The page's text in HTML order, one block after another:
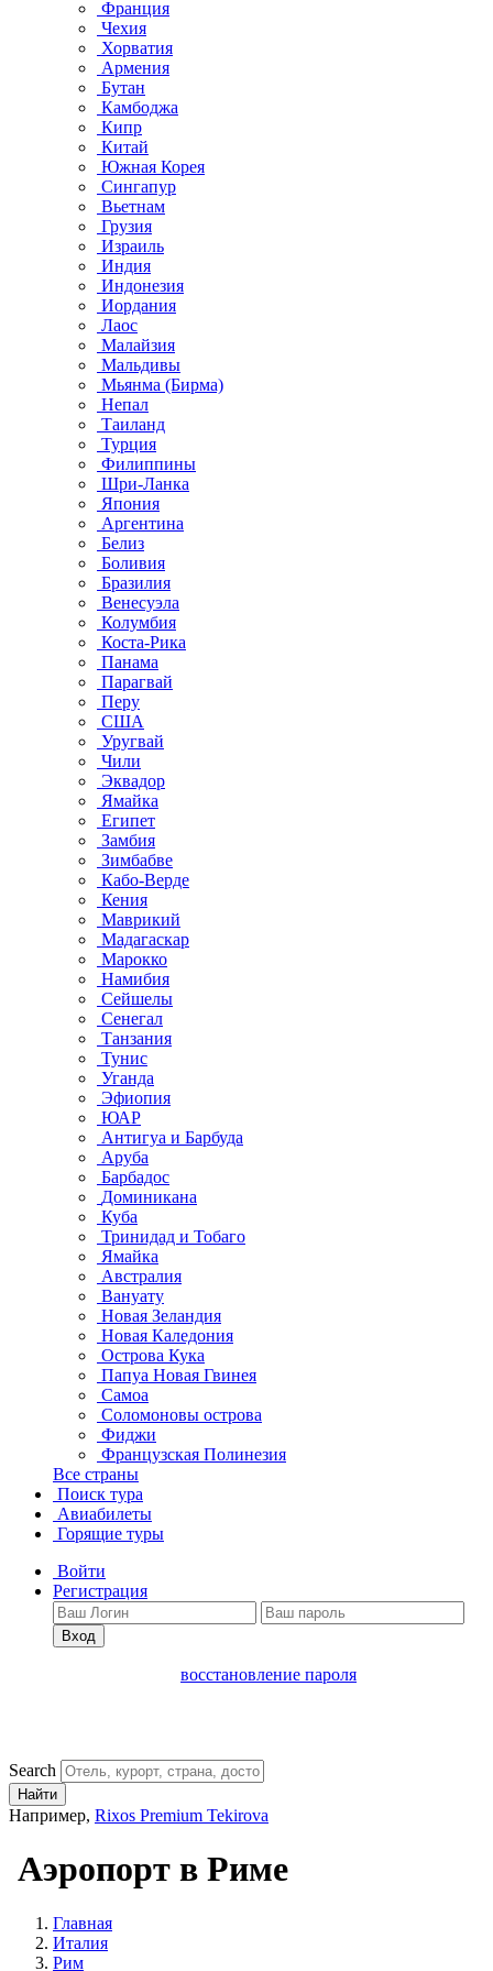
Франция
Чехия
Хорватия
Армения
Бутан
Камбоджа
Кипр
Китай
Южная Корея
Сингапур
Вьетнам
Грузия
Израиль
Индия
Индонезия
Иордания
Лаос
Малайзия
Мальдивы
Мьянма (Бирма)
Непал
Таиланд
Турция
Филиппины
Шри-Ланка
Япония
Аргентина
Белиз
Боливия
Бразилия
Венесуэла
Колумбия
Коста-Рика
Панама
Парагвай
Перу
США
Уругвай
Чили
Эквадор
Ямайка
Египет
Замбия
Зимбабве
Кабо-Верде
Кения
Маврикий
Мадагаскар
Марокко
Намибия
Сейшелы
Сенегал
Танзания
Тунис
Уганда
Эфиопия
ЮАР
Антигуа и Барбуда
Аруба
Барбадос
Доминикана
Куба
Тринидад и Тобаго
Ямайка
Австралия
Вануату
Новая Зеландия
Новая Каледония
Острова Кука
Папуа Новая Гвинея
Самоа
Соломоновы острова
Фиджи
Французская Полинезия
Все страны
Поиск тура
Авиабилеты
Горящие туры
Войти
Регистрация
Вход
восстановление пароля
Search
Найти
Например, Rixos Premium Tekirova
Аэропорт в Риме
Главная
Италия
Рим